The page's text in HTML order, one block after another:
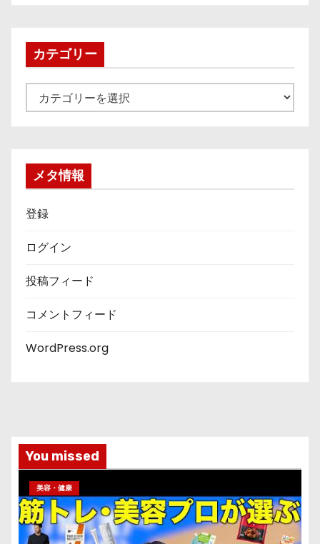
ブカテゴリー
テ
メタ情報
登録
ログイン
投稿フィード
コメントフィード
WordPress.org
You missed
美容・健康